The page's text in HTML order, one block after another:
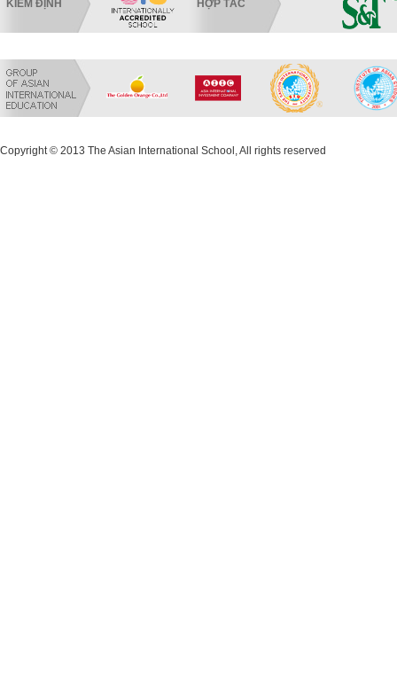
KIỂM ĐỊNH HỢP TÁC
Copyright © 2013 The Asian International School, All rights reserved